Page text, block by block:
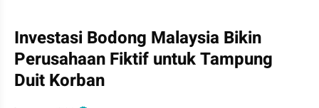
Investasi Bodong Malaysia Bikin
Perusahaan Fiktif untuk Tampung
Duit Korban